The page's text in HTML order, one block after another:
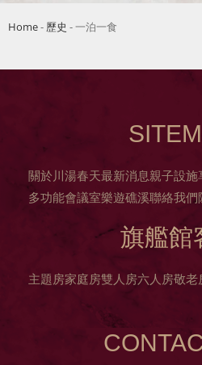
Home- 歷史 -一泊一食
關於川湯春天最新消息親子設施
多功能會議室樂遊礁溪聯絡我們
旗艦館
主題房家庭房雙人房六人房敬老